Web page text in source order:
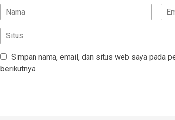
Simpan nama, email, dan situs web saya pada
berikutnya.